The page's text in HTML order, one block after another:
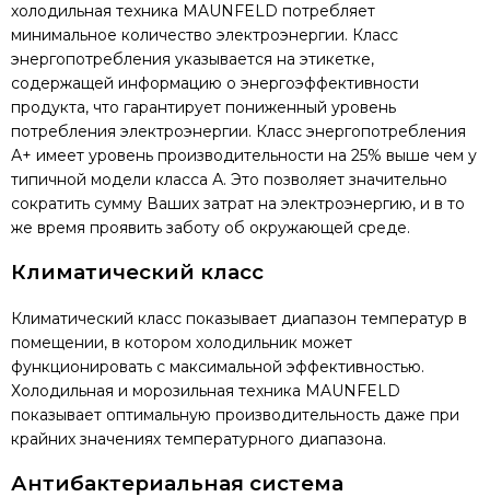
холодильная техника MAUNFELD потребляет
минимальное количество электроэнергии. Класс
энергопотребления указывается на этикетке,
содержащей информацию о энергоэффективности
продукта, что гарантирует пониженный уровень
потребления электроэнергии. Класс энергопотребления
А+ имеет уровень производительности на 25% выше чем у
типичной модели класса А. Это позволяет значительно
сократить сумму Ваших затрат на электроэнергию, и в то
же время проявить заботу об окружающей среде.
Климатический класс
Климатический класс показывает диапазон температур в
помещении, в котором холодильник может
функционировать с максимальной эффективностью.
Холодильная и морозильная техника MAUNFELD
показывает оптимальную производительность даже при
крайних значениях температурного диапазона.
Антибактериальная система